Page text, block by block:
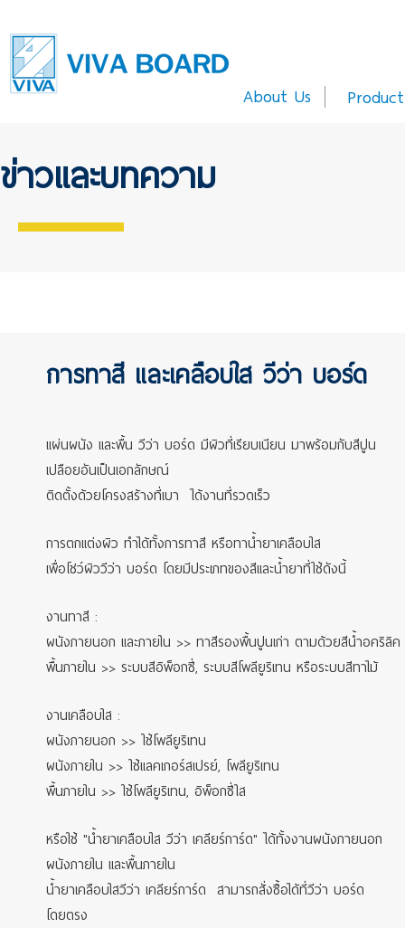
About Us Product
ข่าวและบทความ
การทาสี และเคลือบใส วีว่า บอร์ด
แผ่นผนัง และพื้น วีว่า บอร์ด มีผิวที่เรียบเนียน มาพร้อมกับสีปูน
เปลือยอันเป็นเอกลักษณ์
ติดตั้งด้วยโครงสร้างที่เบา ได้งานที่รวดเร็ว
การตกแต่งผิว ทำได้ทั้งการทาสี หรือทาน้ำยาเคลือบใส
เพื่อโชว์ผิววีว่า บอร์ด โดยมีประเภทของสีและน้ำยาที่ใช้ดังนี้
งานทาสี :
ผนังภายนอก และภายใน >> ทาสีรองพื้นปูนเก่า ตามด้วยสีน้ำอคริลิค
พื้นภายใน >> ระบบสีอิพ็อกซี่, ระบบสีโพลียูริเทน หรือระบบสีทาไม้
งานเคลือบใส :
ผนังภายนอก >> ใช้โพลียูริเทน
ผนังภายใน >> ใช้แลคเกอร์สเปรย์, โพลียูริเทน
พื้นภายใน >> ใช้โพลียูริเทน, อิพ็อกซี่ใส
หรือใช้ "น้ำยาเคลือบใส วีว่า เคลียร์การ์ด" ได้ทั้งงานผนังภายนอก
ผนังภายใน และพื้นภายใน
น้ำยาเคลือบใสวีว่า เคลียร์การ์ด สามารถสั่งซื้อได้ที่วีว่า บอร์ด
โดยตรง